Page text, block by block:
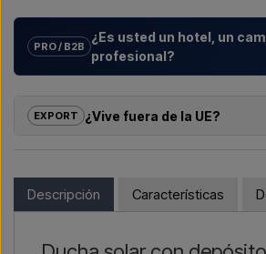
PRO / B2B
¿Es usted un hotel, un
profesional?
promotores inmobiliarios con
duchas exteriores – desde la elección del
¿Quiere unpresupuesto para un
entrega mayor
? Contáctenos –
EXPORT ¿Vive fuera de la UE?
en el webshop. En su lugar, puede
precio con entrega y, si corresponde,
Descripción Características